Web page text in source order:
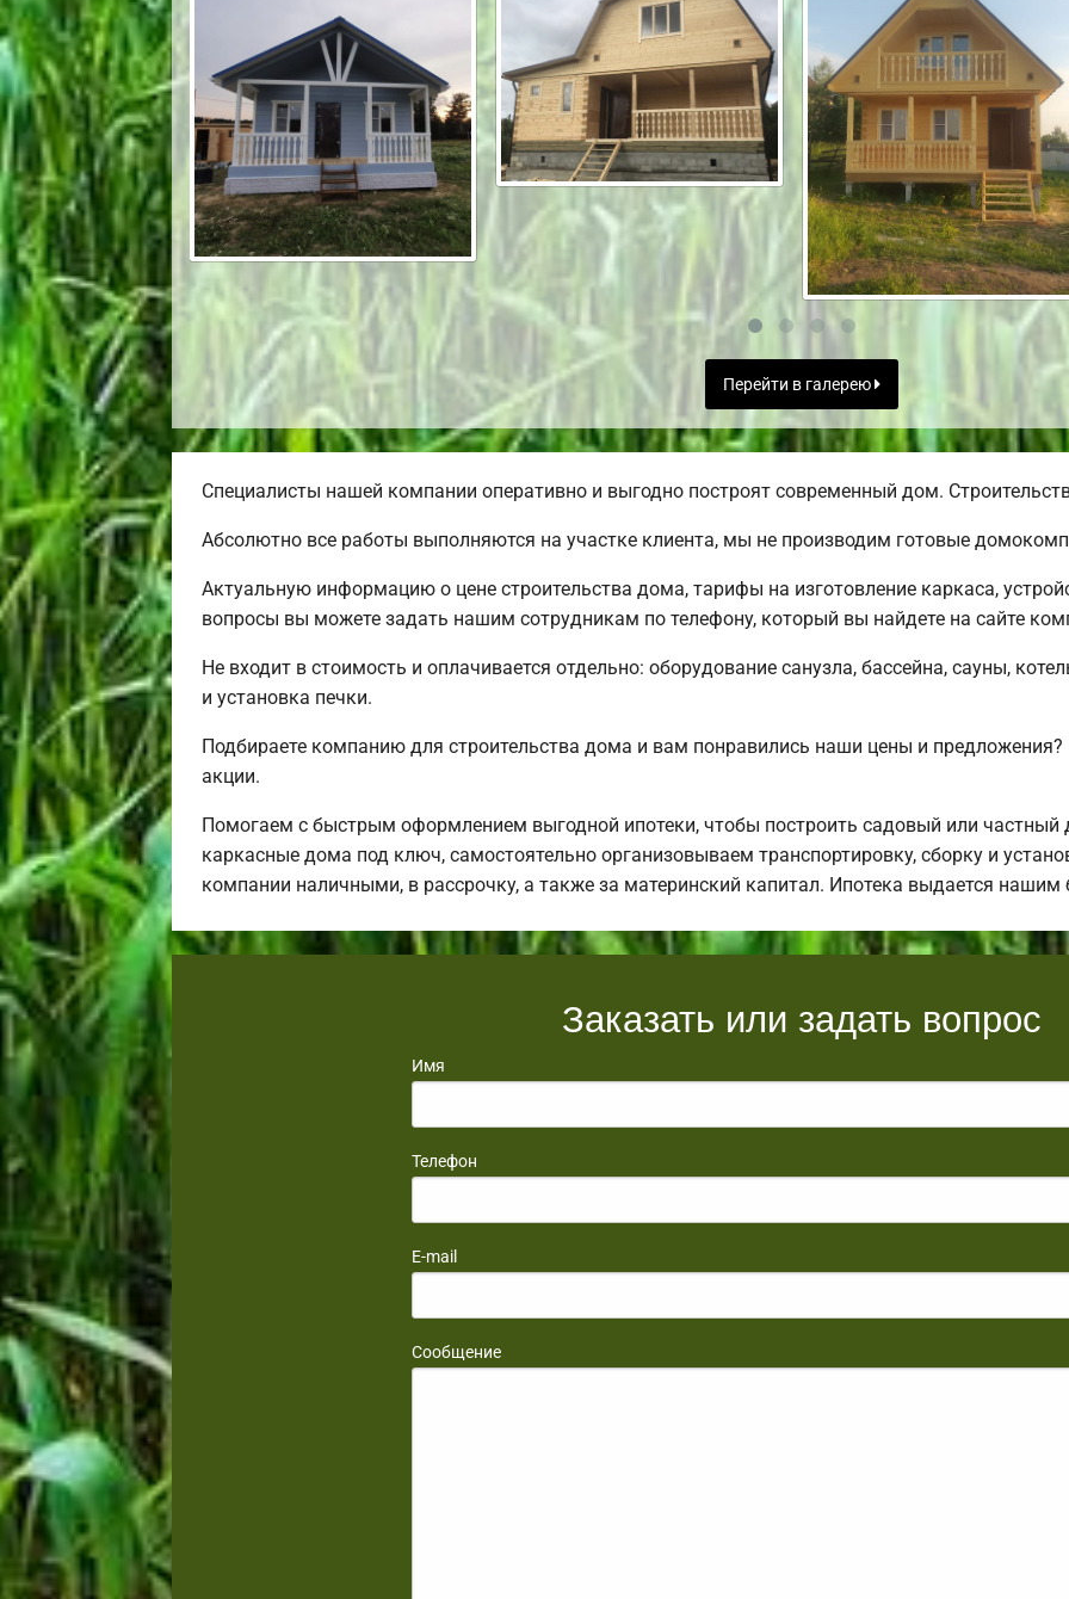
Перейти в галерею
Специалисты нашей компании оперативно и выгодно построят современный дом.
Абсолютно все работы выполняются на участке клиента, мы не производим готовые
Актуальную информацию о цене строительства дома, тарифы на изготовление каркаса,
вопросы вы можете задать нашим сотрудникам по телефону, который вы найдете на сайте
Не входит в стоимость и оплачивается отдельно: оборудование санузла, бассейна, сауны,
и установка печки.
Подбираете компанию для строительства дома и вам понравились наши цены и
акции.
Помогаем с быстрым оформлением выгодной ипотеки, чтобы построить садовый или
каркасные дома под ключ, самостоятельно организовываем транспортировку, сборку и
компании наличными, в рассрочку, а также за материнский капитал. Ипотека выдается
Заказать или задать вопрос
Имя
Телефон
E-mail
Сообщение